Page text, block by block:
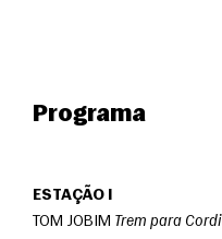
Programa
ESTAÇÃO I
TOM JOBIM Trem para